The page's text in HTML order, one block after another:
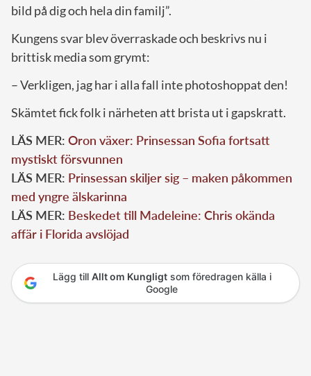
bild på dig och hela din familj”.
Kungens svar blev överraskade och beskrivs nu i
brittisk media som grymt:
– Verkligen, jag har i alla fall inte photoshoppat den!
Skämtet fick folk i närheten att brista ut i gapskratt.
LÄS MER: Oron växer: Prinsessan Sofia fortsatt
mystiskt försvunnen
LÄS MER: Prinsessan skiljer sig – maken påkommen
med yngre älskarinna
LÄS MER: Beskedet till Madeleine: Chris okända
affär i Florida avslöjad
Lägg till Allt om Kungligtsom föredragen källa i
Google